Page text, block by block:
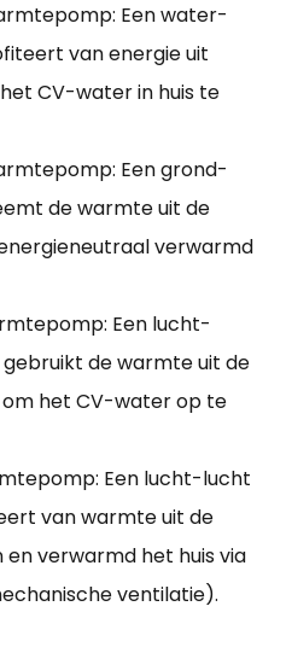
Een water-
van energie uit
CV-water in huis te
Een grond-
de warmte uit de
verwarmd
Een lucht-
de warmte uit de
het CV-water op te
Een lucht-lucht
van warmte uit de
en verwarmd het huis via
ventilatie).